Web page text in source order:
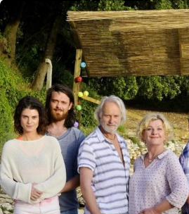
gar nichts mehr geht, beschließt
türkischen Konsulat türkische
um dann wieder Deutscher zu
nur noch seinen türkischen Vater
ist aus dem Leben seiner Mutter
als Jim noch ein Baby war.
den wahren Erlebnissen von Cem
deutschen Behörden zum Türken
jahrelang darum kämpfte, seine
Staatsbürgerschaft